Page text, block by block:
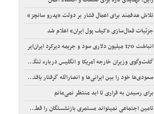
تلاش هدفمند برای اعمال فشار بر دولت «پدرو سانچز»
جزئیات فعال‌سازی «کیف پول ایران» اعلام شد
انباشت 170 میلیون دلاری سود و جریمه دیرکرد ایران‌ایر
گفت‌وگوی وزیران خارجه آمریکا و انگلیس درباره تنگه هرمز
سعودی‌ها خود را بین ایرانی‌ها و انصارالله گرفتار یافته‌اند!
برای رسیدن به فراری تا ابد منتظر نمی‌مانم
تامین اجتماعی نمیتواند مستمری بازنشستگان را قطع کند